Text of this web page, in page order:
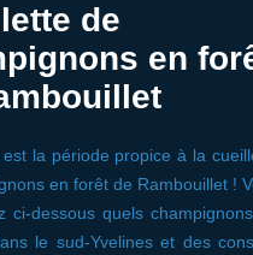
de
en
est la période propice à la
en forêt de Rambouillet !
ci-dessous quels
le sud-Yvelines et des